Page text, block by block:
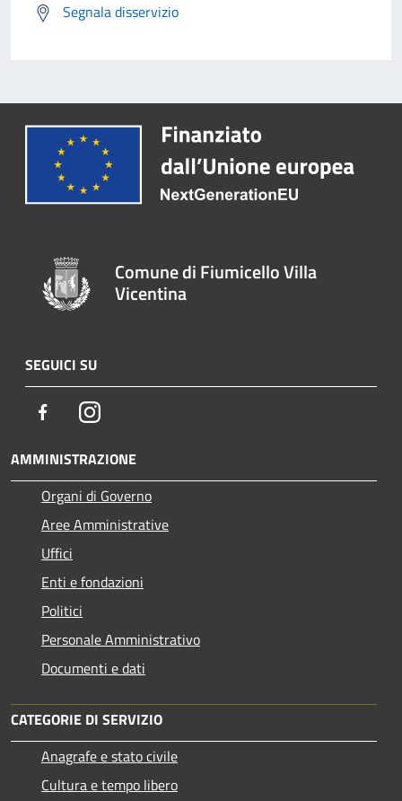
Segnala disservizio
Comune di Fiumicello Villa
Vicentina
SEGUICI SU
FacebookInstagram
AMMINISTRAZIONE
Organi di Governo
Aree Amministrative
Uffici
Enti e fondazioni
Politici
Personale Amministrativo
Documenti e dati
CATEGORIE DI SERVIZIO
Anagrafe e stato civile
Cultura e tempo libero